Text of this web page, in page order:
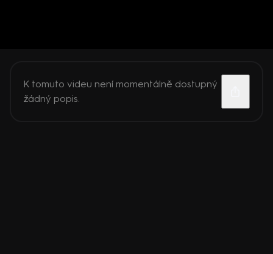
K tomuto videu není momentálně dostupný
žádný popis.